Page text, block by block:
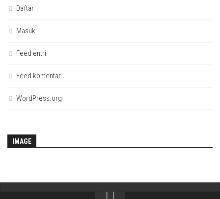
Daftar
Masuk
Feed entri
Feed komentar
WordPress.org
IMAGE